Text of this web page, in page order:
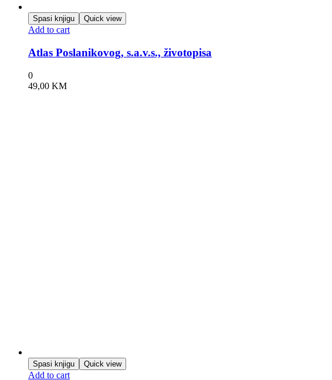
Spasi knjigu Quick view
Add to cart
Atlas Poslanikovog, s.a.v.s., životopisa
0
49,00 KM
Spasi knjigu Quick view
Add to cart